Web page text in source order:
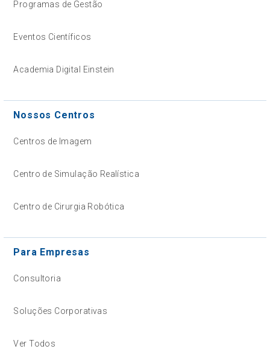
Programas de Gestão
Eventos Científicos
Academia Digital Einstein
Nossos Centros
Centros de Imagem
Centro de Simulação Realística
Centro de Cirurgia Robótica
Para Empresas
Consultoria
Soluções Corporativas
Ver Todos